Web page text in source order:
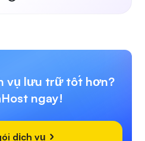
vụ lưu trữ tốt hơn?
ngay!
dịch vụ